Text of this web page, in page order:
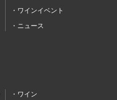
ワインイベント
ニュース
ワイン